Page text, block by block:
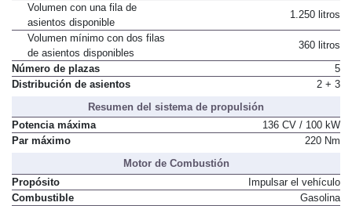
Volumen con una fila de
asientos disponible
1.250 litros
Volumen mínimo con dos filas
de asientos disponibles
360 litros
Número de plazas
5
Distribución de asientos
2 + 3
Resumen del sistema de propulsión
Potencia máxima
136 CV / 100 kW
Par máximo
220 Nm
Motor de Combustión
Propósito
Impulsar el vehículo
Combustible
Gasolina